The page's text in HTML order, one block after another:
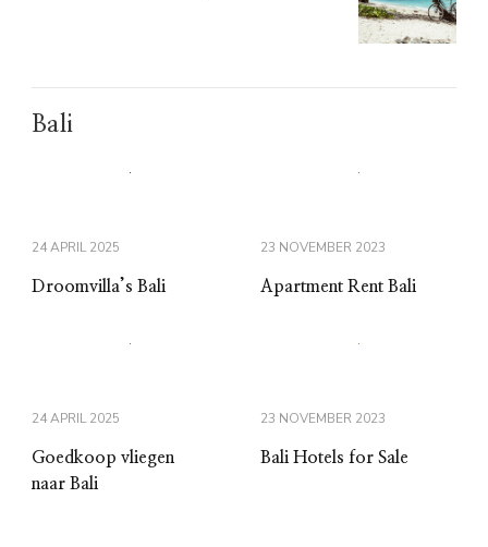
Bali
24 APRIL 2025
Droomvilla’s Bali
23 NOVEMBER 2023
Apartment Rent Bali
24 APRIL 2025
Goedkoop vliegen
naar Bali
23 NOVEMBER 2023
Bali Hotels for Sale